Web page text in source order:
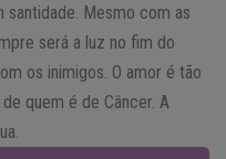
santidade. Mesmo com as
será a luz no fim do
os inimigos. O amor é tão
quem é de Câncer. A